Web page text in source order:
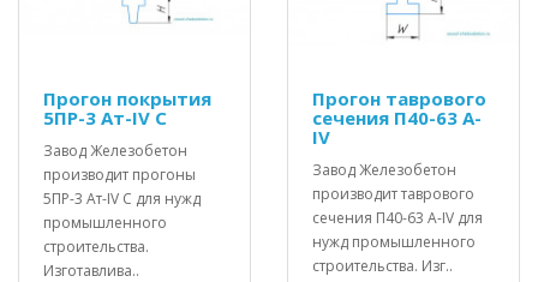
Прогон покрытия
5ПР-3 Ат-IV С
Завод Железобетон
производит прогоны
5ПР-3 Ат-IV С для нужд
промышленного
строительства.
Изготавлива..
Прогон таврового
сечения П40-63 А-
IV
Завод Железобетон
производит таврового
сечения П40-63 А-IV для
нужд промышленного
строительства. Изг..